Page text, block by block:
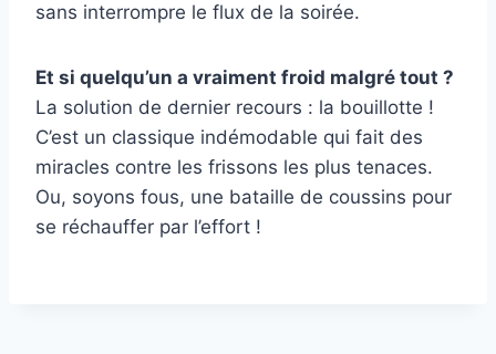
sans interrompre le flux de la soirée.
Et si quelqu’un a vraiment froid malgré tout ?
La solution de dernier recours : la bouillotte !
C’est un classique indémodable qui fait des
miracles contre les frissons les plus tenaces.
Ou, soyons fous, une bataille de coussins pour
se réchauffer par l’effort !